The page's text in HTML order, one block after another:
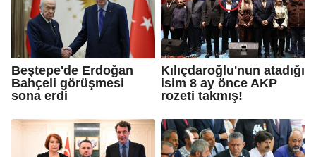
Beştepe'de Erdoğan
Bahçeli görüşmesi
sona erdi
Kılıçdaroğlu'nun atadığı
isim 8 ay önce AKP
rozeti takmış!